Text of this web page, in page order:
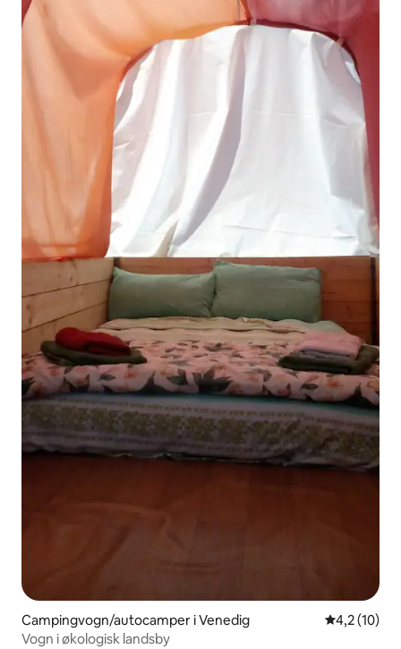
Campingvogn/autocamper i Venedig 4,2 ud af 5
4,2 (10)
Vogn i økologisk landsby